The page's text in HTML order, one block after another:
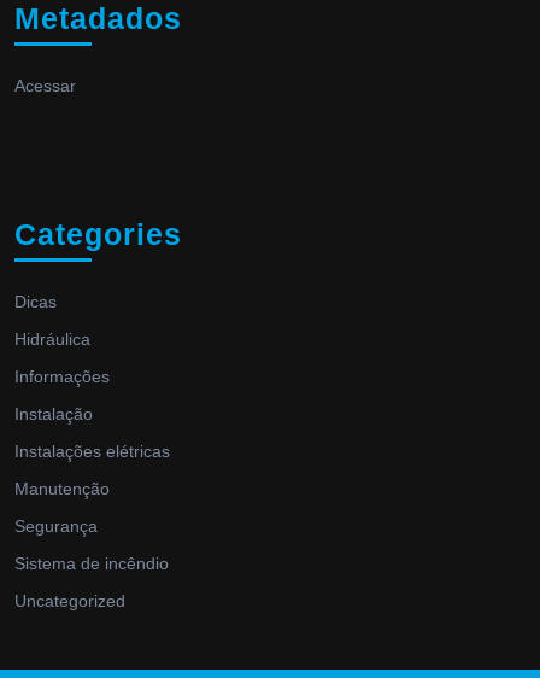
Metadados
Acessar
Categories
Dicas
Hidráulica
Informações
Instalação
Instalações elétricas
Manutenção
Segurança
Sistema de incêndio
Uncategorized